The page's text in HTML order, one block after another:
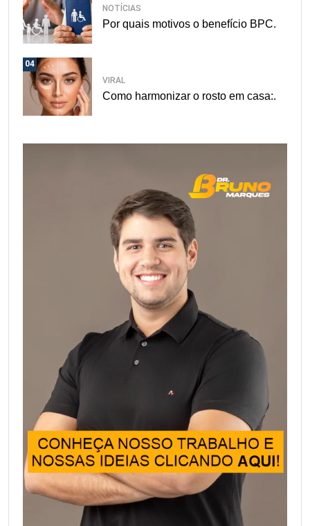
NOTÍCIAS
Por quais motivos o benefício BPC.
04
VIRAL
Como harmonizar o rosto em casa:.